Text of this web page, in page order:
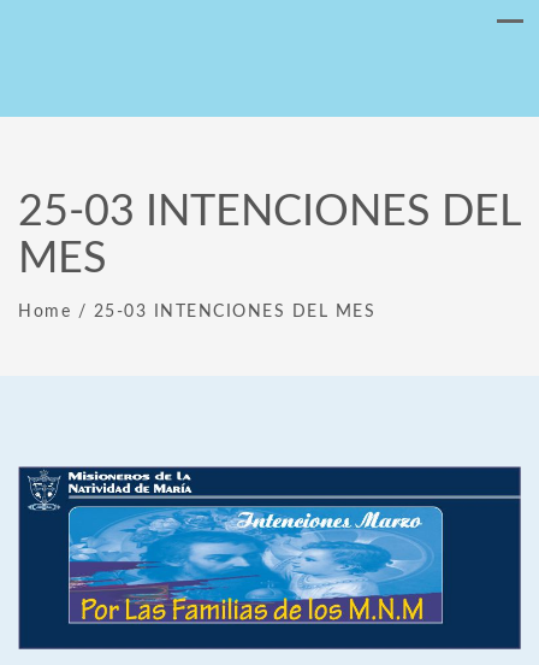
25-03 INTENCIONES DEL
MES
Home / 25-03 INTENCIONES DEL MES